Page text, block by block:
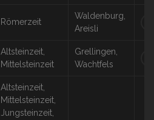
Römerzeit
Waldenburg,
Areisli
Altsteinzeit,
Mittelsteinzeit
Grellingen,
Wachtfels
Altsteinzeit,
Mittelsteinzeit,
Jungsteinzeit,